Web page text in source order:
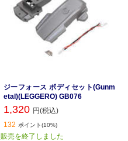
ジーフォース ボディセット(Gunm
etal)(LEGGERO) GB076
1,320 円(税込)
132 ポイント(10%)
販売を終了しました